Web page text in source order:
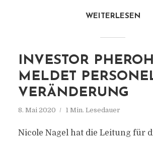
WEITERLESEN
INVESTOR PHEROH
MELDET
VERÄNDERUNG
8. Mai 2020 1 Min. Lesedauer
Nicole Nagel hat die Leitung für